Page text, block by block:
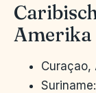
Amerika
Curaçao,